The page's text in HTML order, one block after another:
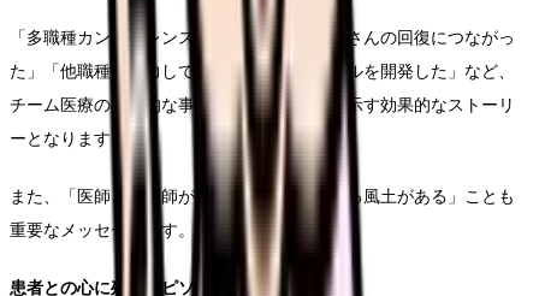
「多職種カンファレンスでの意見交換が患者さんの回復につながっ
た」「他職種と協力して新たなケアプロトコルを開発した」など、
チーム医療の具体的な事例は病院の組織力を示す効果的なストーリ
ーとなります。
また、「医師と看護師が対等に意見交換できる風土がある」ことも
重要なメッセージです。
患者との心に残るエピソード